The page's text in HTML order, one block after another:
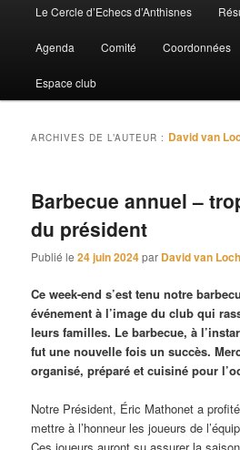
principal
Le Cercle d’Echecs d’Anthisnes
Agenda Comité Coordonnées
Espace club
ARCHIVES DE L’AUTEUR : David van
Barbecue annuel –
du président
Publié le24 juin 2024par David van
Ce week-end s’est tenu notre
événement à l’image du club qui
leurs familles. Le barbecue, à
fut une nouvelle fois un succès.
organisé, préparé et cuisiné pour
Notre Président, Éric Mathonet a
mettre à l’honneur les joueurs de